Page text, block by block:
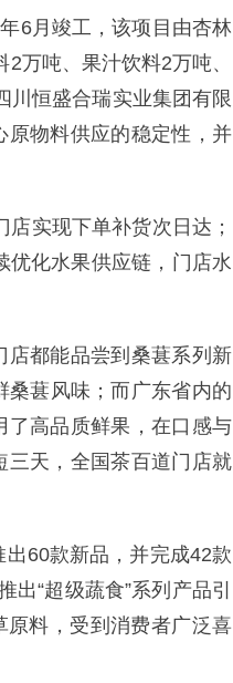
6月竣工，该项目由杏林
万吨、果汁饮料2万吨、
川恒盛合瑞实业集团有限
原物料供应的稳定性，并
实现下单补货次日达；
优化水果供应链，门店水
店都能品尝到桑葚系列新
桑葚风味；而广东省内的
了高品质鲜果，在口感与
三天，全国茶百道门店就
60款新品，并完成42款
“超级蔬食”系列产品引
原料，受到消费者广泛喜